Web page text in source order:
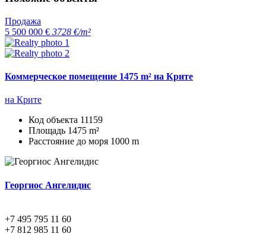
Продажа
5 500 000 € 3728 €/m²
Коммерческое помещение 1475 m² на Крите
на Крите
Код объекта 11159
Площадь 1475 m²
Расстояние до моря 1000 m
Георгиос Ангелидис
+7 495 795 11 60
+7 812 985 11 60